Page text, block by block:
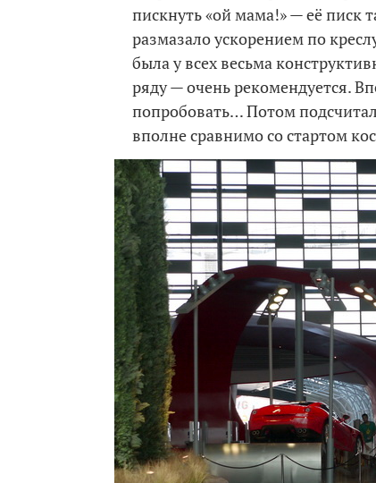
пискнуть «ой мама!» — её писк
размазало ускорением по
была у всех весьма
ряду — очень рекомендуется.
попробовать… Потом
вполне сравнимо со стартом